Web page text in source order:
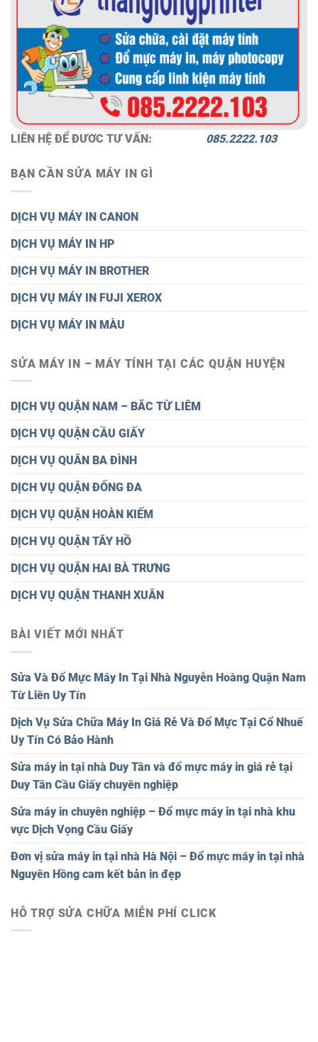
LIÊN HỆ ĐỂ ĐƯƠC TƯ VẤN: 085.2222.103
BẠN CẦN SỬA MÁY IN GÌ
DỊCH VỤ MÁY IN CANON
DỊCH VỤ MÁY IN HP
DỊCH VỤ MÁY IN BROTHER
DỊCH VỤ MÁY IN FUJI XEROX
DỊCH VỤ MÁY IN MÀU
SỬA MÁY IN – MÁY TÍNH TẠI CÁC QUẬN HUYỆN
DỊCH VỤ QUẬN NAM – BẮC TỪ LIÊM
DỊCH VỤ QUẬN CẦU GIẤY
DỊCH VỤ QUÂN BA ĐÌNH
DỊCH VỤ QUẬN ĐỐNG ĐA
DỊCH VỤ QUẬN HOÀN KIẾM
DỊCH VỤ QUẬN TÂY HỒ
DỊCH VỤ QUẬN HAI BÀ TRƯNG
DỊCH VỤ QUẬN THANH XUÂN
BÀI VIẾT MỚI NHẤT
Sửa Và Đổ Mực Máy In Tại Nhà Nguyễn Hoàng Quận Nam
Từ Liên Uy Tín
Dịch Vụ Sửa Chữa Máy In Giá Rẻ Và Đổ Mực Tại Cổ Nhuế
Uy Tín Có Bảo Hành
Sửa máy in tại nhà Duy Tân và đổ mực máy in giá rẻ tại
Duy Tân Cầu Giấy chuyên nghiệp
Sửa máy in chuyên nghiệp – Đổ mực máy in tại nhà khu
vực Dịch Vọng Cầu Giấy
Đơn vị sửa máy in tại nhà Hà Nội – Đổ mực máy in tại nhà
Nguyên Hồng cam kết bản in đẹp
HỖ TRỢ SỬA CHỮA MIỄN PHÍ CLICK